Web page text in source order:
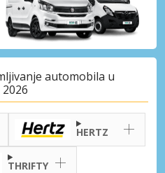
automobila u
HERTZ
THRIFTY